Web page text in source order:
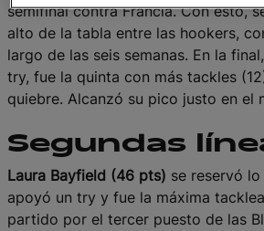
semifinal contra Francia. Con esto,
alto de la tabla entre las hookers,
largo de las seis semanas. En la
try, fue la quinta con más tackles
quiebre. Alcanzó su pico justo en el
Segundas
Laura Bayfield (46 pts) se reservó
apoyó un try y fue la máxima
partido por el tercer puesto de las